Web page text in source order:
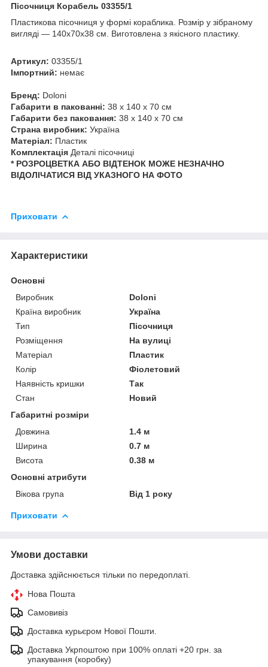
Пісочниця Корабель 03355/1
Пластикова пісочниця у формі кораблика. Розмір у зібраному
вигляді — 140х70х38 см. Виготовлена з якісного пластику.
Артикул: 03355/1
Імпортний: немає
Бренд: Doloni
Габарити в пакованні: 38 x 140 x 70 см
Габарити без паковання: 38 x 140 x 70 см
Страна виробник: Україна
Матеріал: Пластик
Комплектація Деталі пісочниці
* РОЗРОЦВЕТКА АБО ВІДТЕНОК МОЖЕ НЕЗНАЧНО
ВІДОЛІЧАТИСЯ ВІД УКАЗНОГО НА ФОТО
Приховати
Характеристики
Основні
Виробник
Doloni
Країна виробник
Україна
Тип
Пісочниця
Розміщення
На вулиці
Матеріал
Пластик
Колір
Фіолетовий
Наявність кришки
Так
Стан
Новий
Габаритні розміри
Довжина
1.4 м
Ширина
0.7 м
Висота
0.38 м
Основні атрибути
Вікова група
Від 1 року
Приховати
Умови доставки
Доставка здійснюється тільки по передоплаті.
Нова Пошта
Самовивіз
Доставка курьєром Нової Пошти.
Доставка Укрпоштою при 100% оплаті +20 грн. за
упакування (коробку)